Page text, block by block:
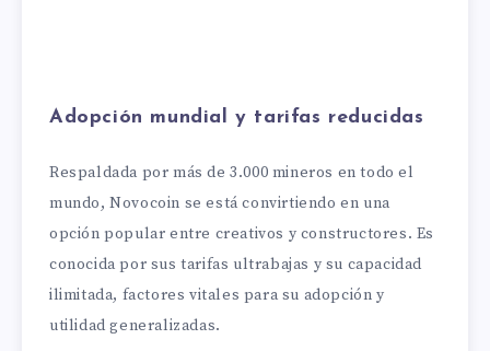
Adopción mundial y tarifas reducidas
Respaldada por más de 3.000 mineros en todo el
mundo, Novocoin se está convirtiendo en una
opción popular entre creativos y constructores. Es
conocida por sus tarifas ultrabajas y su capacidad
ilimitada, factores vitales para su adopción y
utilidad generalizadas.